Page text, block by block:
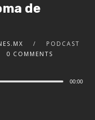
de
PODCAST
0 COMMENTS
00:00